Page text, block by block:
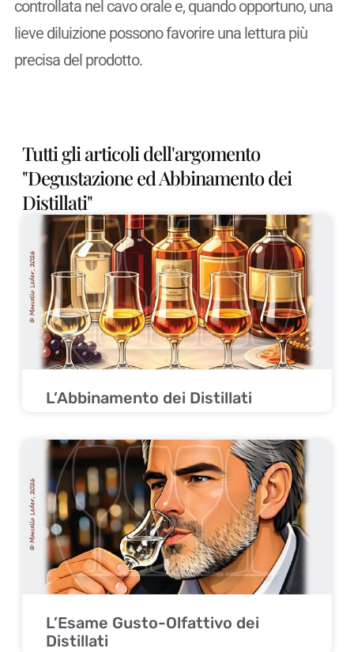
controllata nel cavo orale e, quando opportuno, una
lieve diluizione possono favorire una lettura più
precisa del prodotto.
Tutti gli articoli dell'argomento
"Degustazione ed Abbinamento dei
Distillati"
L’Abbinamento dei Distillati
L’Esame Gusto-Olfattivo dei
Distillati